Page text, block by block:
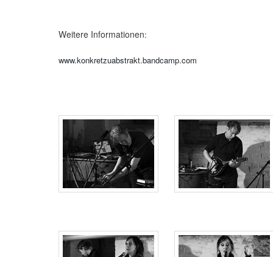
Weitere Informationen:
www.konkretzuabstrakt.bandcamp.com